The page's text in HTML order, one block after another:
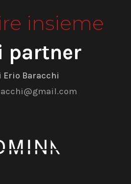
insieme
partner
Erio Baracchi